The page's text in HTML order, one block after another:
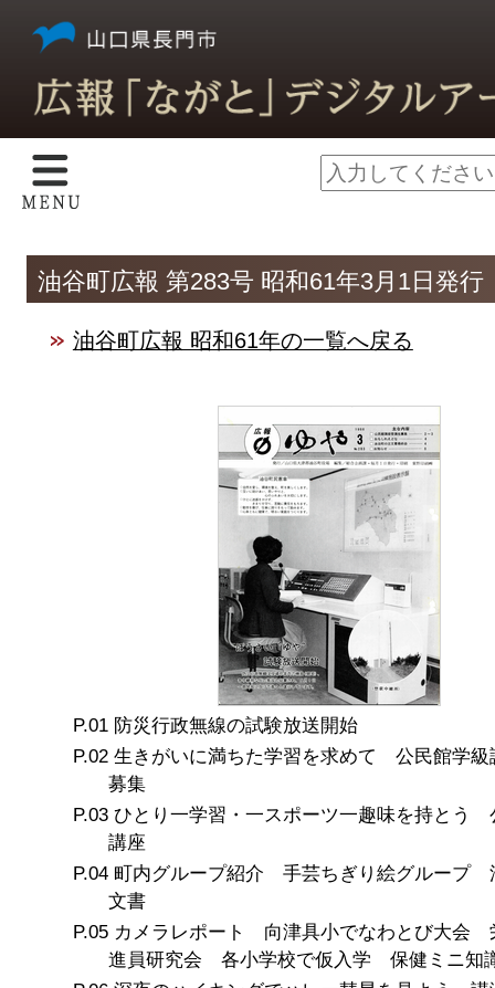
油谷町広報 第283号 昭和61年3月1日発行
油谷町広報 昭和61年の一覧へ戻る
防災行政無線の試験放送開始
生きがいに満ちた学習を求めて 公民館学級
募集
ひとり一学習・一スポーツ一趣味を持とう
講座
町内グループ紹介 手芸ちぎり絵グループ
文書
カメラレポート 向津具小でなわとび大会
進員研究会 各小学校で仮入学 保健ミニ知